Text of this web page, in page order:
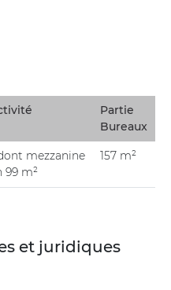
Partie
Bureaux
mezzanine
99 m²
157 m²
et juridiques